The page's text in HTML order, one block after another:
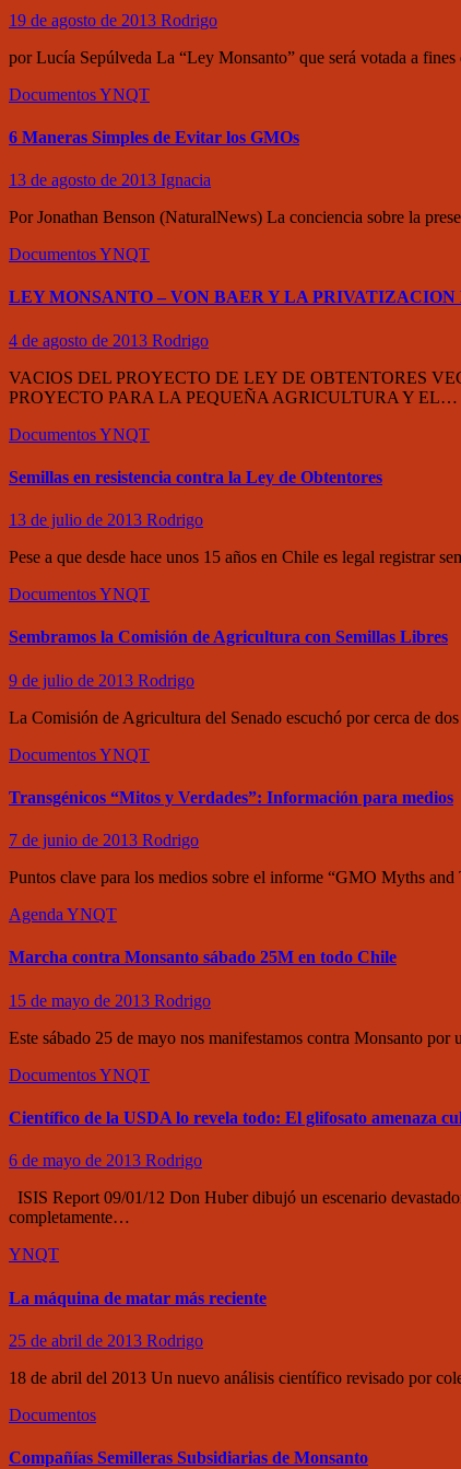
19 de agosto de 2013 Rodrigo
por Lucía Sepúlveda La “Ley Monsanto” que será votada a
DocumentosYNQT
6 Maneras Simples de Evitar los GMOs
13 de agosto de 2013 Ignacia
Por Jonathan Benson (NaturalNews) La conciencia sobre la
DocumentosYNQT
LEY MONSANTO – VON BAER Y LA
4 de agosto de 2013 Rodrigo
VACIOS DEL PROYECTO DE LEY DE OBTENTORES
PROYECTO PARA LA PEQUEÑA AGRICULTURA Y EL…
DocumentosYNQT
Semillas en resistencia contra la Ley de Obtentores
13 de julio de 2013 Rodrigo
Pese a que desde hace unos 15 años en Chile es legal registrar
DocumentosYNQT
Sembramos la Comisión de Agricultura con Semillas Libres
9 de julio de 2013 Rodrigo
La Comisión de Agricultura del Senado escuchó por cerca de
DocumentosYNQT
Transgénicos “Mitos y Verdades”: Información para medios
7 de junio de 2013 Rodrigo
Puntos clave para los medios sobre el informe “GMO Myths
Agenda YNQT
Marcha contra Monsanto sábado 25M en todo Chile
15 de mayo de 2013 Rodrigo
Este sábado 25 de mayo nos manifestamos contra Monsanto
DocumentosYNQT
Científico de la USDA lo revela todo: El glifosato amenaza
6 de mayo de 2013 Rodrigo
ISIS Report 09/01/12 Don Huber dibujó un escenario
completamente…
YNQT
La máquina de matar más reciente
25 de abril de 2013 Rodrigo
18 de abril del 2013 Un nuevo análisis científico revisado por
Documentos
Compañías Semilleras Subsidiarias de Monsanto